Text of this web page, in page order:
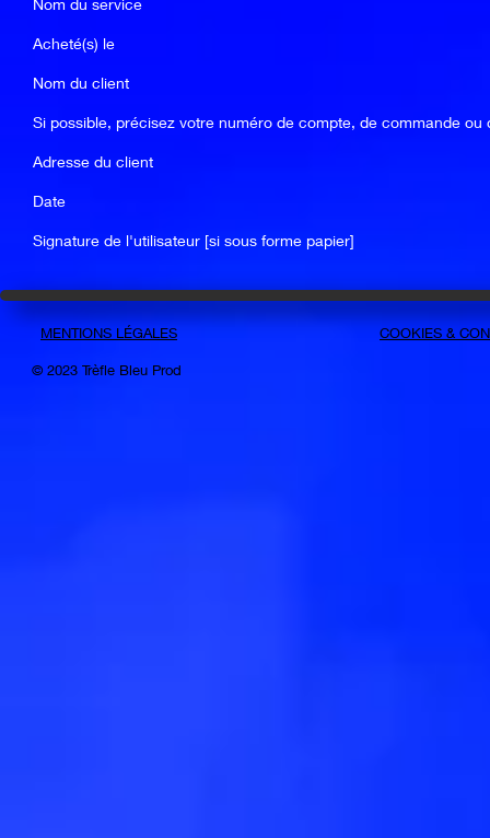
Nom du service
Acheté(s) le
Nom du client
Si possible, précisez votre numéro de compte, de commande ou
Adresse du client
Date
Signature de l'utilisateur [si sous forme papier]
MENTIONS LÉGALES COOKIES &
© 2023 Trèfle Bleu Prod